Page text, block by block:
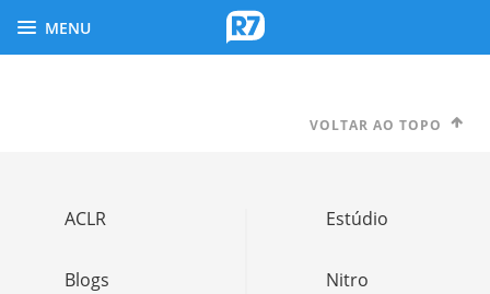
MENU
VOLTAR AO TOPO
ACLR
Blogs
Estúdio
Nitro